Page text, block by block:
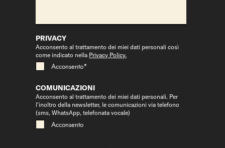
PRIVACY
Acconsento al trattamento dei miei dati personali così
come indicato nella Privacy Policy.
Acconsento*
COMUNICAZIONI
Acconsento al trattamento dei miei dati personali. Per
l’inoltro della newsletter, le comunicazioni via telefono
(sms, WhatsApp, telefonata vocale)
Acconsento